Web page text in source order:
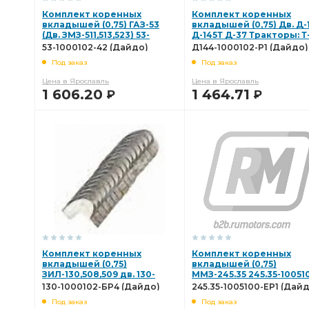
К-т вкладышей шатунных подшипников вкладышей
Комплект шатунных вкладышей 1,25 шатунных
Кольцо 25 3111 вкладышей коренных Комплект
Д-144 Д-145Т Д-37 Тракторы: Д-145Т Д-37 Д-145Т
Д-37 Тракторы: Д-37 Тракторы: Т-40 Д-37
Тракторы: Т-40 ЛТЗ-55 Т28Х4М Т-40 ЛТЗ-55 Т-40
Дв. СМД-31 Дв. СМД-31 Трактора:КТР-10 Дв. СМД-
СМД-31 Трактора:КТР-10 Дон-1500 Трактора:КТР-10 Дон-
Головка для гайковёрта Головка для гайковёрта стальная
Комплект коренных
вкладышей (0,75) ГАЗ-53
(Дв. ЗМЗ-511,513,523) 53-
1000102-42 (Дайдо)
53-1000102-42 (Дайдо)
Под заказ
Цена в Ярославль
1 606.20 Р
Комплект коренных
вкладышей (0,75) Дв. Д-
Д-145Т Д-37 Тракторы:
ЛТЗ-55, Т28Х4М Д144-
Д144-1000102-Р1 (Дайдо)
Под заказ
Цена в Ярославль
1 464.71 Р
Комплект коренных
вкладышей (0,75)
ЗИЛ-130,508,509 дв. 130-
1000102-БР4 (Дайдо)
130-1000102-БР4 (Дайдо)
Под заказ
Комплект коренных
вкладышей (0,75)
ММЗ-245.35 245.35-
ЕР1 (Дайдо)
245.35-1005100-ЕР1
Под заказ